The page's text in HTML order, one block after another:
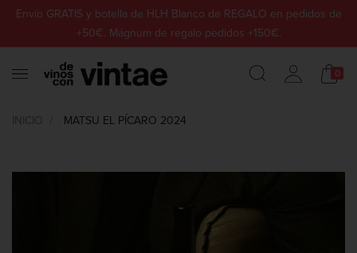
Envío GRATIS y botella de HLH Blanco de REGALO en pedidos de
+50€. Mágnum de regalo pedidos +150€.
0
MATSU EL PÍCARO 2024